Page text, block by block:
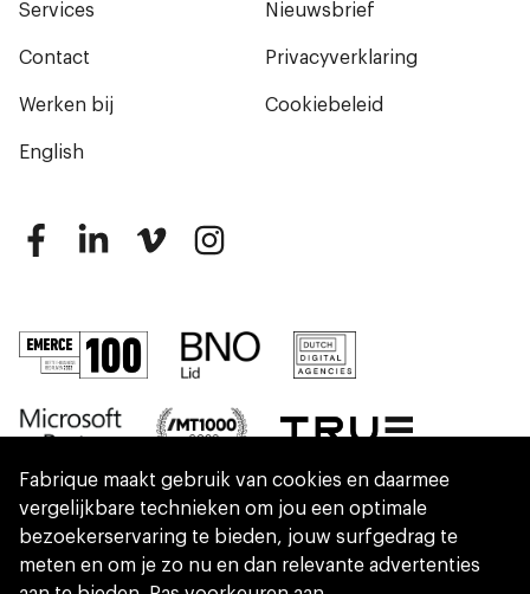
Services Nieuwsbrief
Contact
Werken bij
English
Privacyverklaring
Cookiebeleid
Fabrique maakt gebruik van cookies en daarmee
vergelijkbare technieken om jou een optimale
bezoekerservaring te bieden, jouw surfgedrag te
meten en om je zo nu en dan relevante advertenties